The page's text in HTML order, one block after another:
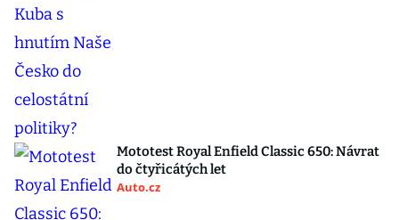
Mototest Royal Enfield Classic 650: Návrat
do čtyřicátých let
Auto.cz